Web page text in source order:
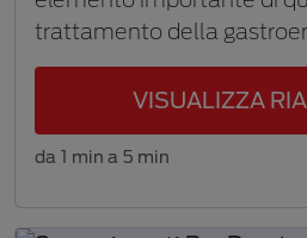
trattamento della
VISUALIZZA
da 1 min a 5 min